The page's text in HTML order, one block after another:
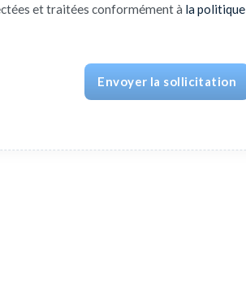
et traitées conformément à la politique
Envoyer la sollicitation